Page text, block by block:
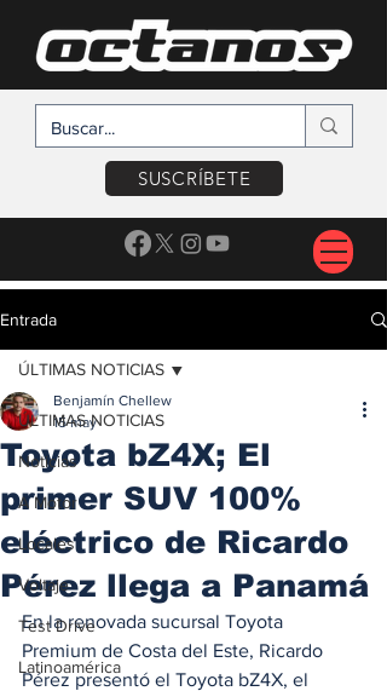
SUSCRÍBETE
Entrada
ÚLTIMAS NOTICIAS
Noticias
A Motor
Locales
Voltaje
Test Drive
Latinoamérica
ÚLTIMAS NOTICIAS
Toyota bZ4X; El
primer SUV 100%
eléctrico de Ricardo
Pérez llega a Panamá
Benjamín Chellew
15 may
En la renovada sucursal Toyota
Premium de Costa del Este, Ricardo
Pérez presentó el Toyota bZ4X, el